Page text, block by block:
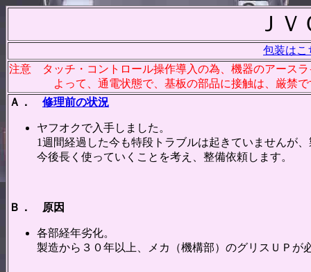
Ｊ
包装はこ
注意 タッチ・コントロール操作導入の為、機器のアース
よって、通電状態で、基板の部品に接触は、厳禁で
Ａ． 修理前の状況
ヤフオクで入手しました。
1週間経過した今も特段トラブルは起きていませんが
今後長く使っていくことを考え、整備依頼します。
Ｂ． 原因
各部経年劣化。
製造から３０年以上、メカ（機構部）のグリスＵＰが